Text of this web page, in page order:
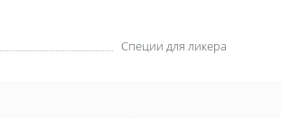
Специи для ликера